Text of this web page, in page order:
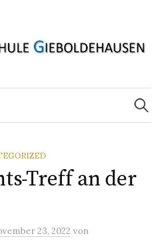
Suchen
nach:
Treff an der
23, 2022 von